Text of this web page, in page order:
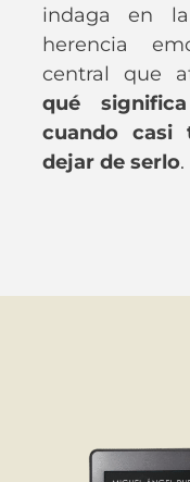
indaga en
herencia
central que
qué
cuando casi
dejar de serlo.